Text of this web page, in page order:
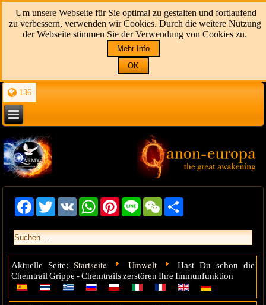
Um unsere Webseite für Sie optimal zu gestalten und fortlaufend
zu verbessern, verwenden wir Cookies. Durch die weitere Nutzung
der Webseite stimmen Sie der Verwendung von Cookies zu.
Mehr Info
OK
136
Facebook
Twitter VK WhatsAppPinterestLine WeChat
Aktuelle Seite:Startseite Umwelt
Hast Du schon die
Chemtrail Grippe - Chemtrails zerstören Ihre Immunfunktion